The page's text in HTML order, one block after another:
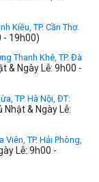
Kiều, TP. Cần Thơ.
- 19h00)
Thanh Khê, TP. Đà
& Ngày Lễ: 9h00 -
TP. Hà Nội, ĐT:
Nhật & Ngày Lễ:
Viên, TP. Hải Phòng,
Lễ: 9h00 -